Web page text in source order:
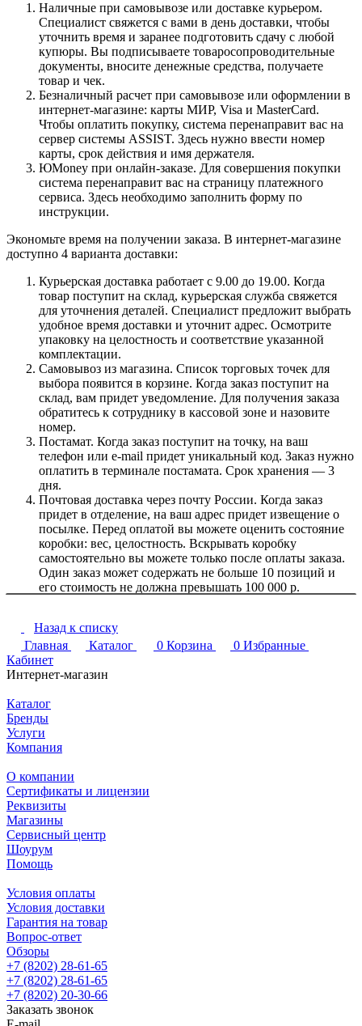
Наличные при самовывозе или доставке курьером.
Специалист свяжется с вами в день доставки, чтобы
уточнить время и заранее подготовить сдачу с любой
купюры. Вы подписываете товаросопроводительные
документы, вносите денежные средства, получаете
товар и чек.
Безналичный расчет при самовывозе или оформлении в
интернет-магазине: карты МИР, Visa и MasterCard.
Чтобы оплатить покупку, система перенаправит вас на
сервер системы ASSIST. Здесь нужно ввести номер
карты, срок действия и имя держателя.
ЮMoney при онлайн-заказе. Для совершения покупки
система перенаправит вас на страницу платежного
сервиса. Здесь необходимо заполнить форму по
инструкции.
Экономьте время на получении заказа. В интернет-магазине
доступно 4 варианта доставки:
Курьерская доставка работает с 9.00 до 19.00. Когда
товар поступит на склад, курьерская служба свяжется
для уточнения деталей. Специалист предложит выбрать
удобное время доставки и уточнит адрес. Осмотрите
упаковку на целостность и соответствие указанной
комплектации.
Самовывоз из магазина. Список торговых точек для
выбора появится в корзине. Когда заказ поступит на
склад, вам придет уведомление. Для получения заказа
обратитесь к сотруднику в кассовой зоне и назовите
номер.
Постамат. Когда заказ поступит на точку, на ваш
телефон или e-mail придет уникальный код. Заказ нужно
оплатить в терминале постамата. Срок хранения — 3
дня.
Почтовая доставка через почту России. Когда заказ
придет в отделение, на ваш адрес придет извещение о
посылке. Перед оплатой вы можете оценить состояние
коробки: вес, целостность. Вскрывать коробку
самостоятельно вы можете только после оплаты заказа.
Один заказ может содержать не больше 10 позиций и
его стоимость не должна превышать 100 000 р.
Назад к списку
Главная
Каталог 0 Корзина 0 Избранные
Кабинет
Интернет-магазин
Каталог
Бренды
Услуги
Компания
О компании
Сертификаты и лицензии
Реквизиты
Магазины
Сервисный центр
Шоурум
Помощь
Условия оплаты
Условия доставки
Гарантия на товар
Вопрос-ответ
Обзоры
+7 (8202) 28‑61-65
+7 (8202) 28‑61-65
+7 (8202) 20‑30-66
Заказать звонок